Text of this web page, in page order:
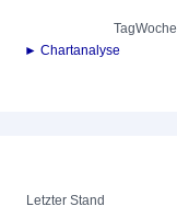
TagWoche
► Chartanalyse
Letzter Stand